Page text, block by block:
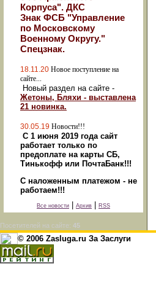
Корпуса". ДКС
Знак ФСБ "Управление
по Московскому
Военному Округу."
Спецзнак.
18.11.20 Новое поступление на
сайте...
Новый раздел на сайте -
Жетоны, Бляхи - выставлена
21 новинка.
30.05.19 Новости!!!
С 1 июня 2019 года сайт
работает только по
предоплате на карты СБ,
Тинькофф или ПочтаБанк!!!
С наложенным платежом - не
работаем!!!
Все новости Архив RSS
Посетителей на сайте: 45
© 2006 Zasluga.ru За Заслуги